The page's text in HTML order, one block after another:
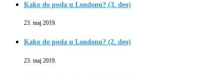
Kako do posla u Londonu? (3. deo)
23. maj 2019.
Kako do posla u Londonu? (2. deo)
23. maj 2019.